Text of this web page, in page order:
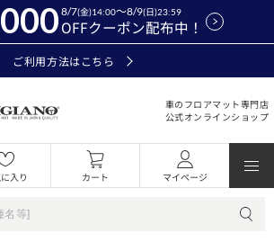
OFFクーポン配布中！
8/7(金)14:00～8/9(日)23:59
ご利用方法はこちら
車のフロアマット専門店
公式オンラインショップ
入り カート マイページ